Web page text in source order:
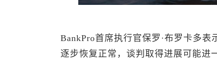
BankPro首席执行官保罗·布罗卡多表
逐步恢复正常，谈判取得进展可能进